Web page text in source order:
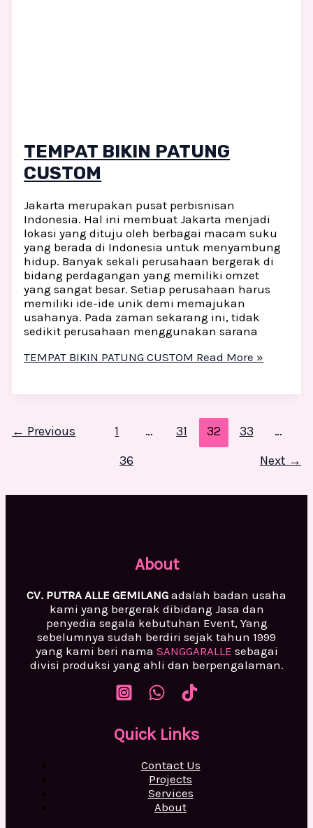
TEMPAT BIKIN PATUNG
CUSTOM
Jakarta merupakan pusat perbisnisan
Indonesia. Hal ini membuat Jakarta menjadi
lokasi yang dituju oleh berbagai macam suku
yang berada di Indonesia untuk menyambung
hidup. Banyak sekali perusahaan bergerak di
bidang perdagangan yang memiliki omzet
yang sangat besar. Setiap perusahaan harus
memiliki ide-ide unik demi memajukan
usahanya. Pada zaman sekarang ini, tidak
sedikit perusahaan menggunakan sarana
TEMPAT BIKIN PATUNG CUSTOM Read More »
← Previous 1 … 31 32 33
…
36
Next →
About
CV. PUTRA ALLE GEMILANG adalah badan usaha
kami yang bergerak dibidang Jasa dan
penyedia segala kebutuhan Event, Yang
sebelumnya sudah berdiri sejak tahun 1999
yang kami beri nama SANGGARALLE sebagai
divisi produksi yang ahli dan berpengalaman.
Quick Links
Contact Us
Projects
Services
About